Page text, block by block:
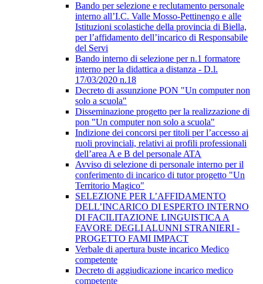
Bando per selezione e reclutamento personale
interno all’I.C. Valle Mosso-Pettinengo e alle
Istituzioni scolastiche della provincia di Biella,
per l’affidamento dell’incarico di Responsabile
del Servi
Bando interno di selezione per n.1 formatore
interno per la didattica a distanza - D.l.
17/03/2020 n.18
Decreto di assunzione PON "Un computer non
solo a scuola"
Disseminazione progetto per la realizzazione di
pon "Un computer non solo a scuola"
Indizione dei concorsi per titoli per l’accesso ai
ruoli provinciali, relativi ai profili professionali
dell’area A e B del personale ATA
Avviso di selezione di personale interno per il
conferimento di incarico di tutor progetto "Un
Territorio Magico"
SELEZIONE PER L’AFFIDAMENTO
DELL’INCARICO DI ESPERTO INTERNO
DI FACILITAZIONE LINGUISTICA A
FAVORE DEGLI ALUNNI STRANIERI -
PROGETTO FAMI IMPACT
Verbale di apertura buste incarico Medico
competente
Decreto di aggiudicazione incarico medico
competente